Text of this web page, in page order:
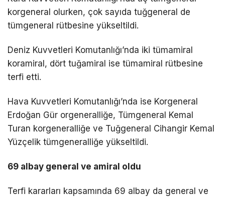
korgeneral olurken, çok sayıda tuğgeneral de
tümgeneral rütbesine yükseltildi.
Deniz Kuvvetleri Komutanlığı’nda iki tümamiral
koramiral, dört tuğamiral ise tümamiral rütbesine
terfi etti.
Hava Kuvvetleri Komutanlığı’nda ise Korgeneral
Erdoğan Gür orgeneralliğe, Tümgeneral Kemal
Turan korgeneralliğe ve Tuğgeneral Cihangir Kemal
Yüzçelik tümgeneralliğe yükseltildi.
69 albay general ve amiral oldu
Terfi kararları kapsamında 69 albay da general ve